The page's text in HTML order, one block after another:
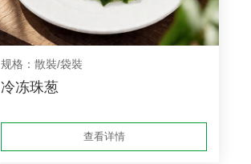
规格：散裝/袋裝
冷冻珠葱
查看详情